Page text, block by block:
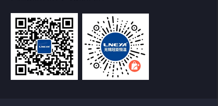
Freezer低温箱
VOCs冷凝回收装置